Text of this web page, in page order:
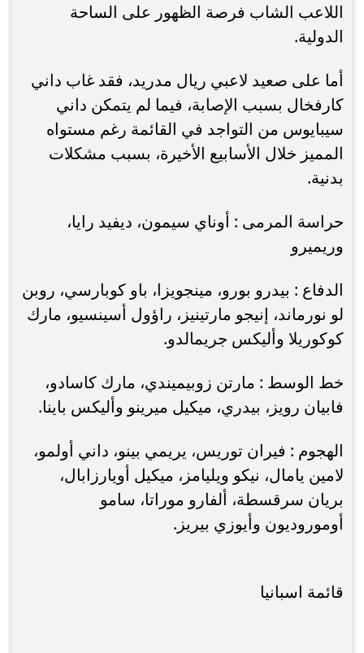
اللاعب الشاب فرصة الظهور على الساحة
الدولية.
أما على صعيد لاعبي ريال مدريد، فقد غاب داني
كارفخال بسبب الإصابة، فيما لم يتمكن داني
سيبايوس من التواجد في القائمة رغم مستواه
المميز خلال الأسابيع الأخيرة، بسبب مشكلات
بدنية.
حراسة المرمى : أوناي سيمون، ديفيد رايا،
وريميرو
الدفاع : بيدرو بورو، مينجويزا، باو كوبارسي، روبن
لو نورماند، إنيجو مارتينيز، راؤول أسينسيو، مارك
كوكوريلا وأليكس جريمالدو.
خط الوسط : مارتن زوبيميندي، مارك كاسادو،
فابيان رويز، بيدري، ميكيل ميرينو وأليكس باينا.
الهجوم : فيران توريس، يريمي بينو، داني أولمو،
لامين يامال، نيكو ويليامز، ميكيل أويارزابال،
بريان سرقسطة، ألفارو موراتا، سامو
أوموروديون وأيوزي بيريز.
قائمة اسبانيا